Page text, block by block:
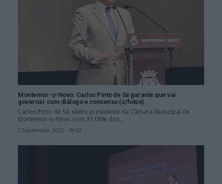
Montemor-o-Novo: Carlos Pinto de Sá garante que vai
governar com diálogo e consenso (c/fotos)
Carlos Pinto de Sá, eleito presidente da Câmara Municipal de
Montemor-o-Novo com 37,08% dos...
2 Novembro, 2025 - 19:42